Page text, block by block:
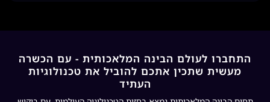
התחברו לעולם הבינה המלאכותית - עם הכשרה
מעשית שתכין אתכם להוביל את טכנולוגיות
העתיד